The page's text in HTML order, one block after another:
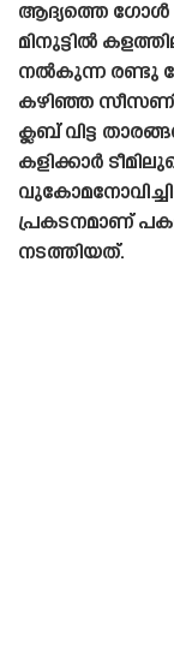
ആദ്യത്തെ ഗോൾ
മിനുട്ടിൽ
നൽകുന്ന രണ്ടു
കഴിഞ്ഞ സീസണിൽ
ക്ലബ് വിട്ട
കളിക്കാർ
പ്രകടനമാണ്
നടത്തിയത്.